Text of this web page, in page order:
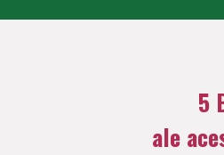
5
ale